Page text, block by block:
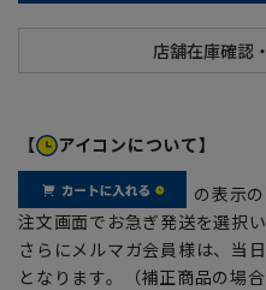
【 アイコンについて】
の表示の
注文画面でお急ぎ発送を選択い
さらにメルマガ会員様は、当
となります。（補正商品の場合